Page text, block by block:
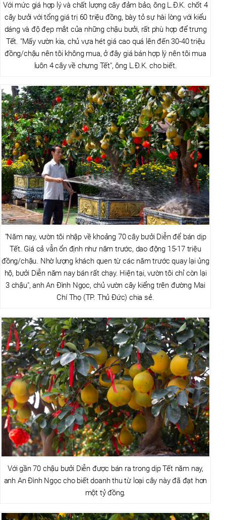
Với mức giá hợp lý và chất lượng cây đảm bảo, ông L.Đ.K. chốt 4
cây bưởi với tổng giá trị 60 triệu đồng, bày tỏ sự hài lòng với kiểu
dáng và độ đẹp mắt của những chậu bưởi, rất phù hợp để trưng
Tết. "Mấy vườn kia, chủ vựa hét giá cao quá lên đến 30-40 triệu
đồng/chậu nên tôi không mua, ở đây giá bán hợp lý nên tôi mua
luôn 4 cây về chưng Tết", ông L.Đ.K. cho biết.
"Năm nay, vườn tôi nhập về khoảng 70 cây bưởi Diễn để bán dịp
Tết. Giá cả vẫn ổn định như năm trước, dao động 15-17 triệu
đồng/chậu. Nhờ lượng khách quen từ các năm trước quay lại ủng
hộ, bưởi Diễn năm nay bán rất chạy. Hiện tại, vườn tôi chỉ còn lại
3 chậu", anh An Đình Ngọc, chủ vườn cây kiểng trên đường Mai
Chí Thọ (TP. Thủ Đức) chia sẻ.
Với gần 70 chậu bưởi Diễn được bán ra trong dịp Tết năm nay,
anh An Đình Ngọc cho biết doanh thu từ loại cây này đã đạt hơn
một tỷ đồng.